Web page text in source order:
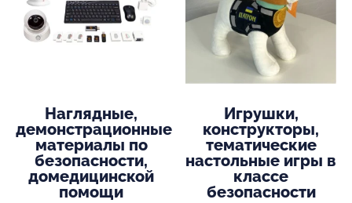
Наглядные,
демонстрационные
материалы по
безопасности,
домедицинской
помощи
Игрушки,
конструкторы,
тематические
настольные игры в
классе
безопасности